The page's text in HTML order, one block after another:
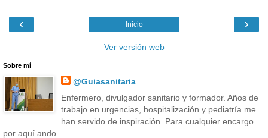
‹ ›
Inicio
Ver versión web
Sobre mí
@Guiasanitaria
Enfermero, divulgador sanitario y formador. Años de
trabajo en urgencias, hospitalización y pediatría me
han servido de inspiración. Para cualquier encargo
por aquí ando.